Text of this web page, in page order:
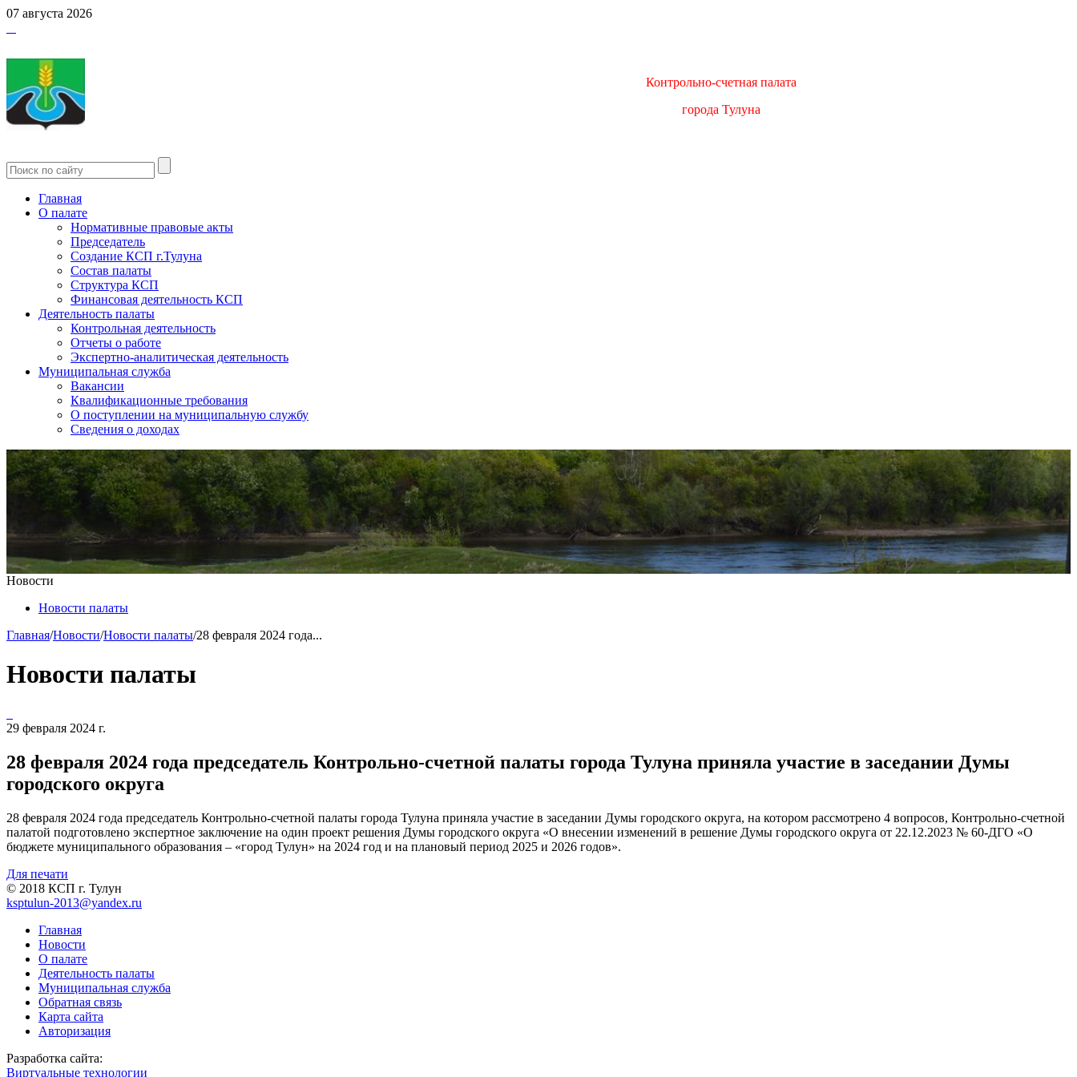
07 августа 2026
Контрольно-счетная палата
города Тулуна
Главная
О палате
Нормативные правовые акты
Председатель
Создание КСП г.Тулуна
Состав палаты
Структура КСП
Финансовая деятельность КСП
Деятельность палаты
Контрольная деятельность
Отчеты о работе
Экспертно-аналитическая деятельность
Муниципальная служба
Вакансии
Квалификационные требования
О поступлении на муниципальную службу
Сведения о доходах
Новости
Новости палаты
Главная/Новости/Новости палаты/28 февраля 2024 года...
Новости палаты
29 февраля 2024 г.
28 февраля 2024 года председатель Контрольно-счетной палаты города Тулуна приняла участие в заседании Думы
городского округа
28 февраля 2024 года председатель Контрольно-счетной палаты города Тулуна приняла участие в заседании Думы городского округа, на котором рассмотрено 4 вопросов, Контрольно-счетной
палатой подготовлено экспертное заключение на один проект решения Думы городского округа «О внесении изменений в решение Думы городского округа от 22.12.2023 № 60-ДГО «О
бюджете муниципального образования – «город Тулун» на 2024 год и на плановый период 2025 и 2026 годов».
Для печати
© 2018 КСП г. Тулун
ksptulun-2013@yandex.ru
Главная
Новости
О палате
Деятельность палаты
Муниципальная служба
Обратная связь
Карта сайта
Авторизация
Разработка сайта:
Виртуальные технологии